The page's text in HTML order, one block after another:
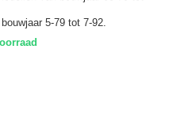
5-79 tot 7-92.